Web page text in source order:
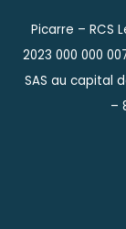
Picarre – RCS
2023 000 000
SAS au capital
–